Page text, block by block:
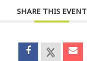
SHARE THIS EVENT